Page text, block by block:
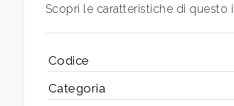
Scopri le caratteristiche di questo
Codice
Categoria